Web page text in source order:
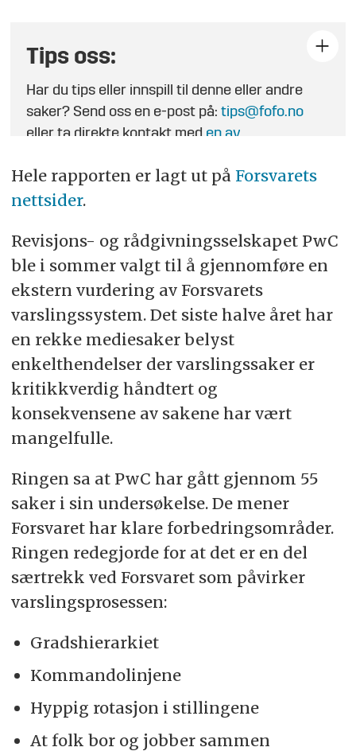
Tips oss:
Har du tips eller innspill til denne eller andre
saker? Send oss en e-post på:tips@fofo.no
eller ta direkte kontakt med en av
Hele rapporten er lagt ut på Forsvarets
nettsider.
Revisjons- og rådgivningsselskapet PwC
ble i sommer valgt til å gjennomføre en
ekstern vurdering av Forsvarets
varslingssystem. Det siste halve året har
en rekke mediesaker belyst
enkelthendelser der varslingssaker er
kritikkverdig håndtert og
konsekvensene av sakene har vært
mangelfulle.
Ringen sa at PwC har gått gjennom 55
saker i sin undersøkelse. De mener
Forsvaret har klare forbedringsområder.
Ringen redegjorde for at det er en del
særtrekk ved Forsvaret som påvirker
varslingsprosessen:
Gradshierarkiet
Kommandolinjene
Hyppig rotasjon i stillingene
At folk bor og jobber sammen